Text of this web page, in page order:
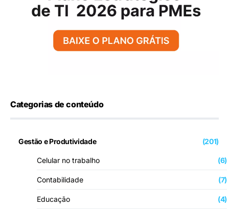
Categorias de conteúdo
Gestão e Produtividade (201)
Celular no trabalho (6)
Contabilidade (7)
Educação (4)